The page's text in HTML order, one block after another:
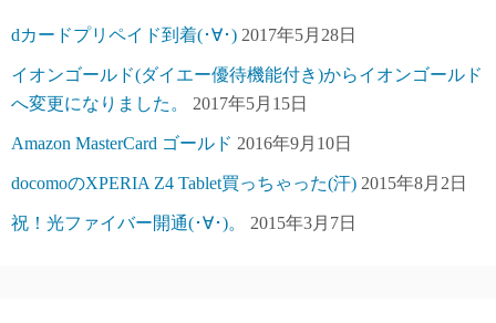
dカードプリペイド到着(･∀･) 2017年5月28日
イオンゴールド(ダイエー優待機能付き)からイオンゴールド
へ変更になりました。
2017年5月15日
Amazon MasterCard ゴールド 2016年9月10日
docomoのXPERIA Z4 Tablet買っちゃった(汗) 2015年8月2日
祝！光ファイバー開通(･∀･)。 2015年3月7日